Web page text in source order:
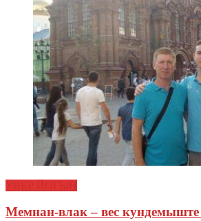
Мемнан-влак – вес